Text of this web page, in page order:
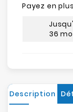
Payez en
36
Description